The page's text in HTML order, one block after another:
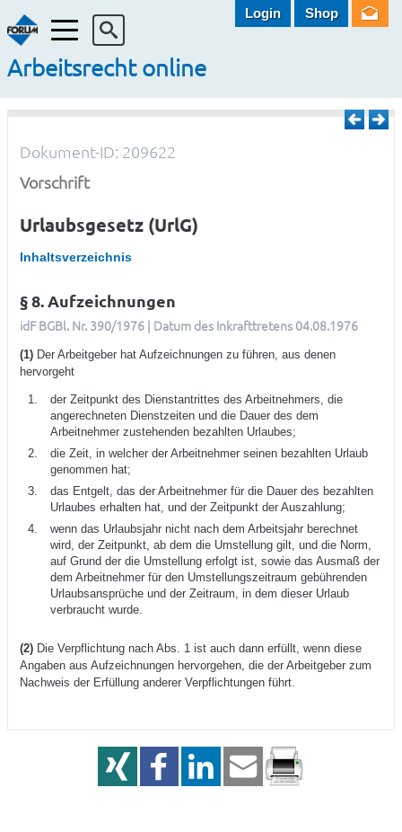
Menü
Arbeitsrecht online
Login Shop
Dokument-ID: 209622
Vorschrift
Urlaubsgesetz (UrlG)
Inhaltsverzeichnis
§ 8. Aufzeichnungen
idF BGBl. Nr. 390/1976 | Datum des Inkrafttretens 04.08.1976
(1) Der Arbeitgeber hat Aufzeichnungen zu führen, aus denen
hervorgeht
der Zeitpunkt des Dienstantrittes des Arbeitnehmers, die
angerechneten Dienstzeiten und die Dauer des dem
Arbeitnehmer zustehenden bezahlten Urlaubes;
die Zeit, in welcher der Arbeitnehmer seinen bezahlten Urlaub
genommen hat;
das Entgelt, das der Arbeitnehmer für die Dauer des bezahlten
Urlaubes erhalten hat, und der Zeitpunkt der Auszahlung;
wenn das Urlaubsjahr nicht nach dem Arbeitsjahr berechnet
wird, der Zeitpunkt, ab dem die Umstellung gilt, und die Norm,
auf Grund der die Umstellung erfolgt ist, sowie das Ausmaß der
dem Arbeitnehmer für den Umstellungszeitraum gebührenden
Urlaubsansprüche und der Zeitraum, in dem dieser Urlaub
verbraucht wurde.
(2) Die Verpflichtung nach Abs. 1 ist auch dann erfüllt, wenn diese
Angaben aus Aufzeichnungen hervorgehen, die der Arbeitgeber zum
Nachweis der Erfüllung anderer Verpflichtungen führt.